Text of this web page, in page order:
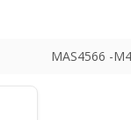
MAS4566 -